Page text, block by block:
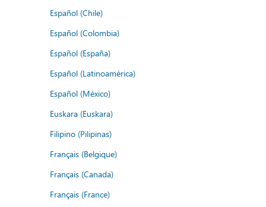
Español (Chile)
Español (Colombia)
Español (España)
Español (Latinoamérica)
Español (México)
Euskara (Euskara)
Filipino (Pilipinas)
Français (Belgique)
Français (Canada)
Français (France)